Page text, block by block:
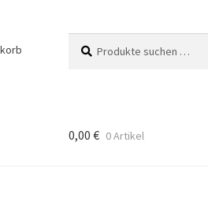
nach:
0,00 € 0 Artikel